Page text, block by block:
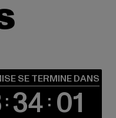
SE TERMINE DANS
34 01